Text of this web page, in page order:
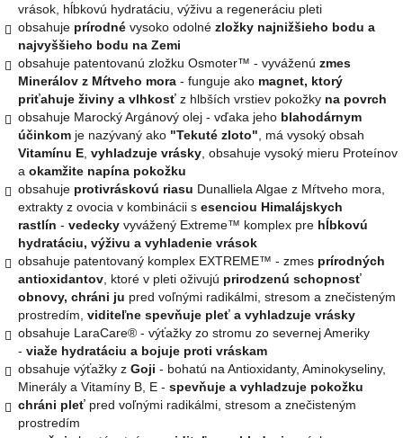
vrások, hĺbkovú hydratáciu, výživu a regeneráciu pleti
obsahuje prírodné vysoko odolné zložky najnižšieho bodu a
najvyššieho bodu na Zemi
obsahuje patentovanú zložku Osmoter™ - vyváženú zmes
Minerálov z Mŕtveho mora - funguje ako magnet, ktorý
priťahuje živiny a vlhkosť z hlbších vrstiev pokožky na povrch
obsahuje Marocký Argánový olej - vďaka jeho blahodárnym
účinkom je nazývaný ako "Tekuté zloto" , má vysoký obsah
Vitamínu E vyhladzuje vrásky , obsahuje vysoký mieru Proteínov
a okamžite napína pokožku
obsahuje protivráskovú riasu Dunalliela Algae z Mŕtveho mora,
extrakty z ovocia v kombinácii s esenciou Himalájskych
rastlín - vedecky vyvážený Extreme™ komplex pre hĺbkovú
hydratáciu, výživu a vyhladenie vrások
obsahuje patentovaný komplex EXTREME™ - zmes prírodných
antioxidantov , ktoré v pleti oživujú prirodzenú schopnosť
obnovy, chráni ju pred voľnými radikálmi, stresom a znečisteným
prostredím, viditeľne spevňuje pleť a vyhladzuje vrásky
obsahuje LaraCare® - výťažky zo stromu zo severnej Ameriky
- viaže hydratáciu a bojuje proti vráskam
obsahuje výťažky z Goji - bohatú na Antioxidanty, Aminokyseliny,
Minerály a Vitamíny B, E - spevňuje a vyhladzuje pokožku
chráni pleť pred voľnými radikálmi, stresom a znečisteným
prostredím